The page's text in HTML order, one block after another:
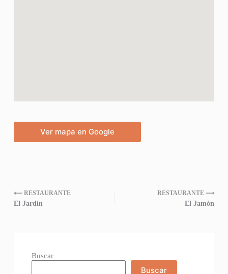
Ver mapa en Google
⟵ RESTAURANTE
El Jardín
RESTAURANTE ⟶
El Jamón
Buscar
Buscar